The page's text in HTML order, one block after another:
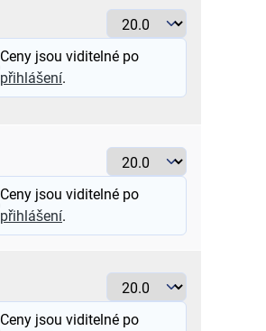
Ceny jsou viditelné po
přihlášení.
Ceny jsou viditelné po
přihlášení.
Ceny jsou viditelné po